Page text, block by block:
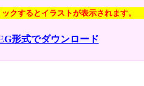
クするとイラストが表示されます。
形式でダウンロード